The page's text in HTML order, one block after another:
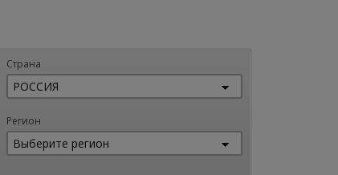
Страна
Регион